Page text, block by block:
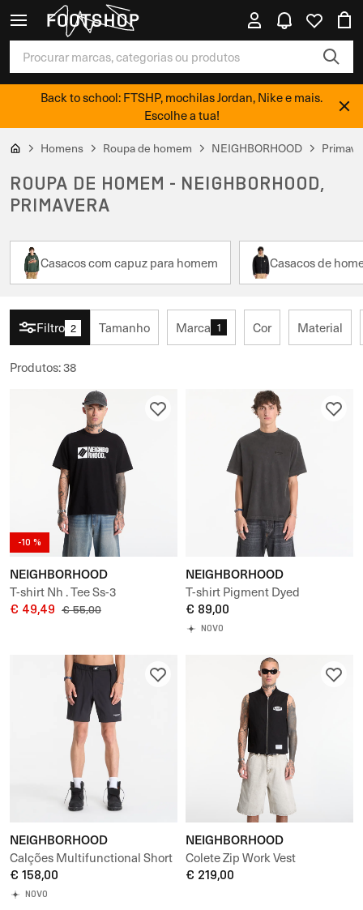
Back to school: FTSHP, mochilas Jordan, Nike e mais.
Escolhe a tua!
Homens Roupa de homem NEIGHBORHOOD
ROUPA DE HOMEM - NEIGHBORHOOD,
PRIMAVERA
Casacos com capuz para homem Casacos de
Filtro 2 Tamanho Marca 1 Cor Material
Produtos:38
-10 %
NEIGHBORHOOD
T-shirt Nh . Tee Ss-3
€ 49,49 € 55,00
NEIGHBORHOOD
T-shirt Pigment Dyed
Crewneck Ss Tee
€ 89,00
NOVO
NEIGHBORHOOD
Calções Multifunctional Short
Pants
€ 158,00
NOVO
NEIGHBORHOOD
Colete Zip Work Vest
€ 219,00